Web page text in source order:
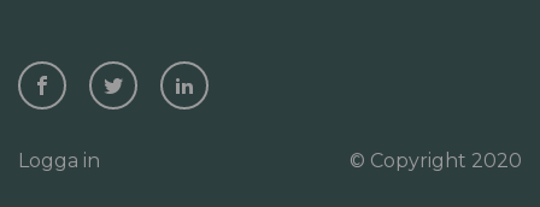
Logga in © Copyright 2020